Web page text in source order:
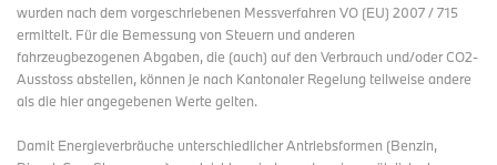
wurden nach dem vorgeschriebenen Messverfahren VO (EU) 2007 / 715
ermittelt. Für die Bemessung von Steuern und anderen
fahrzeugbezogenen Abgaben, die (auch) auf den Verbrauch und/oder CO2-
Ausstoss abstellen, können je nach Kantonaler Regelung teilweise andere
als die hier angegebenen Werte gelten.
Damit Energieverbräuche unterschiedlicher Antriebsformen (Benzin,